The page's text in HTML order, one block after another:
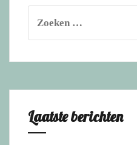
naar:
Laatste berichten